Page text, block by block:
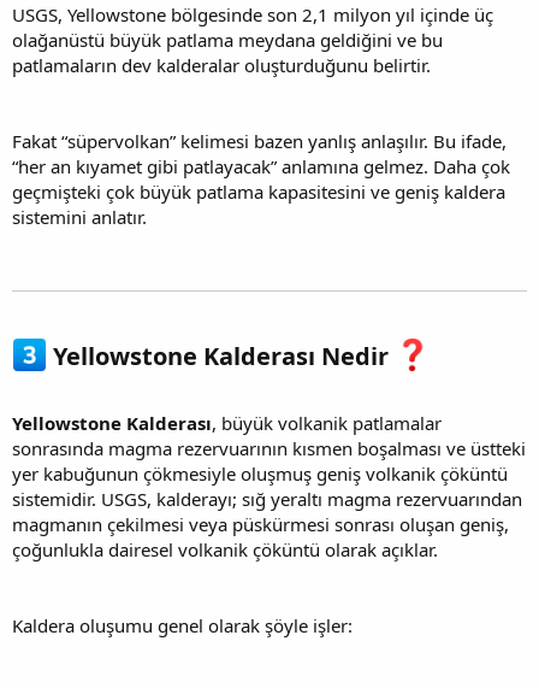
USGS, Yellowstone bölgesinde son 2,1 milyon yıl içinde üç
olağanüstü büyük patlama meydana geldiğini ve bu
patlamaların dev kalderalar oluşturduğunu belirtir.
Fakat “süpervolkan” kelimesi bazen yanlış anlaşılır. Bu ifade,
“her an kıyamet gibi patlayacak” anlamına gelmez. Daha çok
geçmişteki çok büyük patlama kapasitesini ve geniş kaldera
sistemini anlatır.
Yellowstone Kalderası Nedir
Yellowstone Kalderası, büyük volkanik patlamalar
sonrasında magma rezervuarının kısmen boşalması ve üstteki
yer kabuğunun çökmesiyle oluşmuş geniş volkanik çöküntü
sistemidir. USGS, kalderayı; sığ yeraltı magma rezervuarından
magmanın çekilmesi veya püskürmesi sonrası oluşan geniş,
çoğunlukla dairesel volkanik çöküntü olarak açıklar.
Kaldera oluşumu genel olarak şöyle işler: